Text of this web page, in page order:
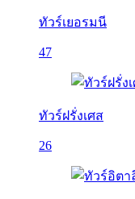
ทัวร์เยอรมนี
47
ทัวร์ฝรั่งเศส
26